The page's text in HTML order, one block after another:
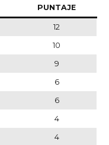
PUNTAJE
12
10
9
6
6
4
4